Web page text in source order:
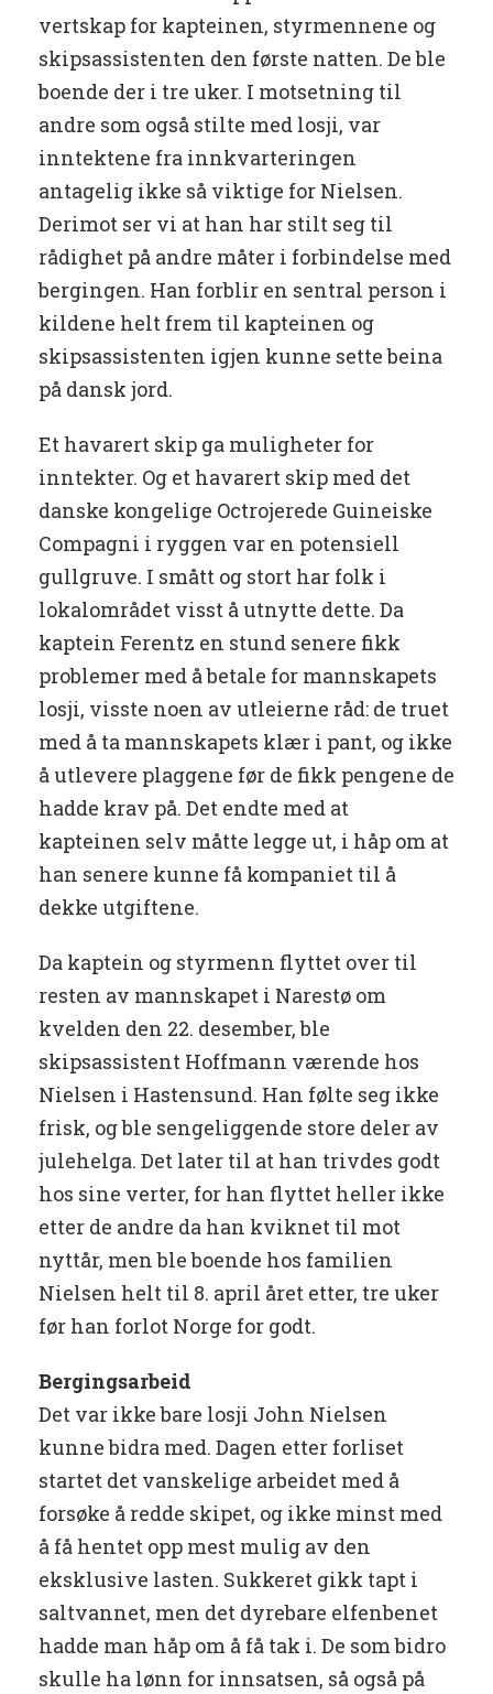
vertskap for kapteinen, styrmennene og
skipsassistenten den første natten. De ble
boende der i tre uker. I motsetning til
andre som også stilte med losji, var
inntektene fra innkvarteringen
antagelig ikke så viktige for Nielsen.
Derimot ser vi at han har stilt seg til
rådighet på andre måter i forbindelse med
bergingen. Han forblir en sentral person i
kildene helt frem til kapteinen og
skipsassistenten igjen kunne sette beina
på dansk jord.
Et havarert skip ga muligheter for
inntekter. Og et havarert skip med det
danske kongelige Octrojerede Guineiske
Compagni i ryggen var en potensiell
gullgruve. I smått og stort har folk i
lokalområdet visst å utnytte dette. Da
kaptein Ferentz en stund senere fikk
problemer med å betale for mannskapets
losji, visste noen av utleierne råd: de truet
med å ta mannskapets klær i pant, og ikke
å utlevere plaggene før de fikk pengene de
hadde krav på. Det endte med at
kapteinen selv måtte legge ut, i håp om at
han senere kunne få kompaniet til å
dekke utgiftene.
Da kaptein og styrmenn flyttet over til
resten av mannskapet i Narestø om
kvelden den 22. desember, ble
skipsassistent Hoffmann værende hos
Nielsen i Hastensund. Han følte seg ikke
frisk, og ble sengeliggende store deler av
julehelga. Det later til at han trivdes godt
hos sine verter, for han flyttet heller ikke
etter de andre da han kviknet til mot
nyttår, men ble boende hos familien
Nielsen helt til 8. april året etter, tre uker
før han forlot Norge for godt.
Bergingsarbeid
Det var ikke bare losji John Nielsen
kunne bidra med. Dagen etter forliset
startet det vanskelige arbeidet med å
forsøke å redde skipet, og ikke minst med
å få hentet opp mest mulig av den
eksklusive lasten. Sukkeret gikk tapt i
saltvannet, men det dyrebare elfenbenet
hadde man håp om å få tak i. De som bidro
skulle ha lønn for innsatsen, så også på